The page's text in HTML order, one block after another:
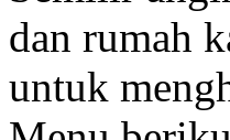
dan rumah
untuk